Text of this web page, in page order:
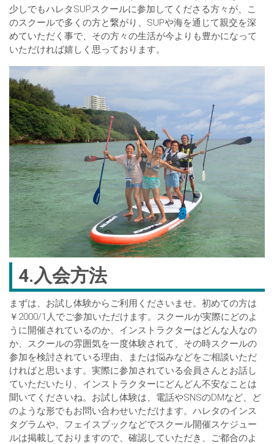
少しでもハレタSUPスクールに参加してくださる方々が、こ
のスクールで多くの方と繋がり、SUPや海を通じて親交を深
めていただく事で、その方々の生活が今よりも豊かになって
いただければ嬉しく思っております。
4.入会方法
まずは、お試し体験からご利用くださいませ。初めての方は
￥2000/1人でご参加いただけます。スクールが実際にどのよ
うに開催されているのか、インストラクターはどんな人なの
か、スクールの雰囲気を一度体験されて、その時スクールの
参加を検討されている理由、または悩みなどをご相談いただ
ければと思います。実際に参加されている会員さんとお話し
ていただいたり、インストラクターにどんどん不安なことは
聞いてくださいね。お試し体験は、電話やSNSのDMなど、ど
のような形でもお問い合わせいただけます。ハレタのインス
タグラムや、フェイスブックなどでスクール開催スケジュー
ルは掲載しておりますので、確認していただき、ご都合のよ